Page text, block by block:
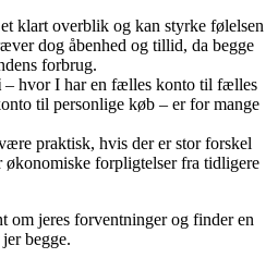
klart overblik og kan styrke følelsen
dog åbenhed og tillid, da begge
forbrug.
– hvor I har en fælles konto til fælles
til personlige køb – er for mange
praktisk, hvis der er stor forskel
forpligtelser fra tidligere
om jeres forventninger og finder en
begge.